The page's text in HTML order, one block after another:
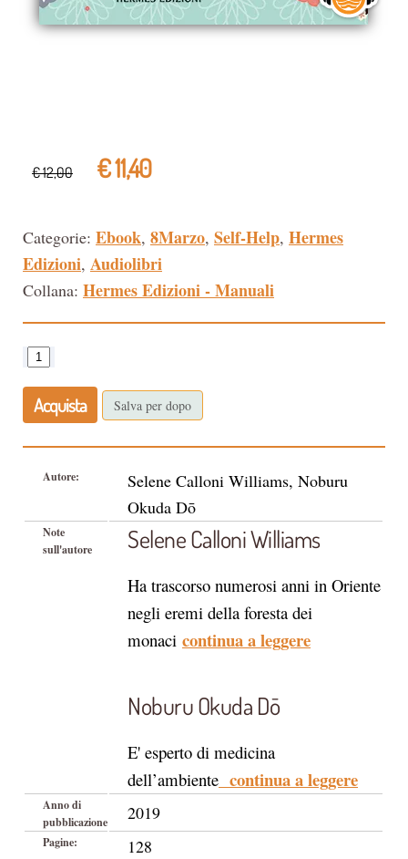
€ 12,00 € 11,40
Categorie: Ebook, 8Marzo, Self-Help, Hermes
Edizioni, Audiolibri
Collana: Hermes Edizioni - Manuali
Acquista Salva per dopo
Autore:
Selene Calloni Williams, Noburu
Okuda Dō
Note
sull'autore
Selene Calloni Williams
Ha trascorso numerosi anni in Oriente
negli eremi della foresta dei
monaci continua a leggere
Noburu Okuda Dō
E' esperto di medicina
dell’ambiente continua a leggere
Anno di
pubblicazione
2019
Pagine: 128